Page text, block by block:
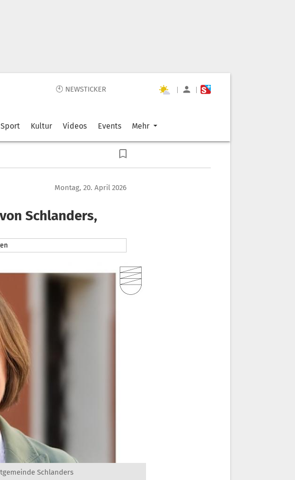
🕙 NEWSTICKER | |
Sport Kultur Videos Events Mehr
Montag, 20. April 2026
Schlanders,
Schlanders